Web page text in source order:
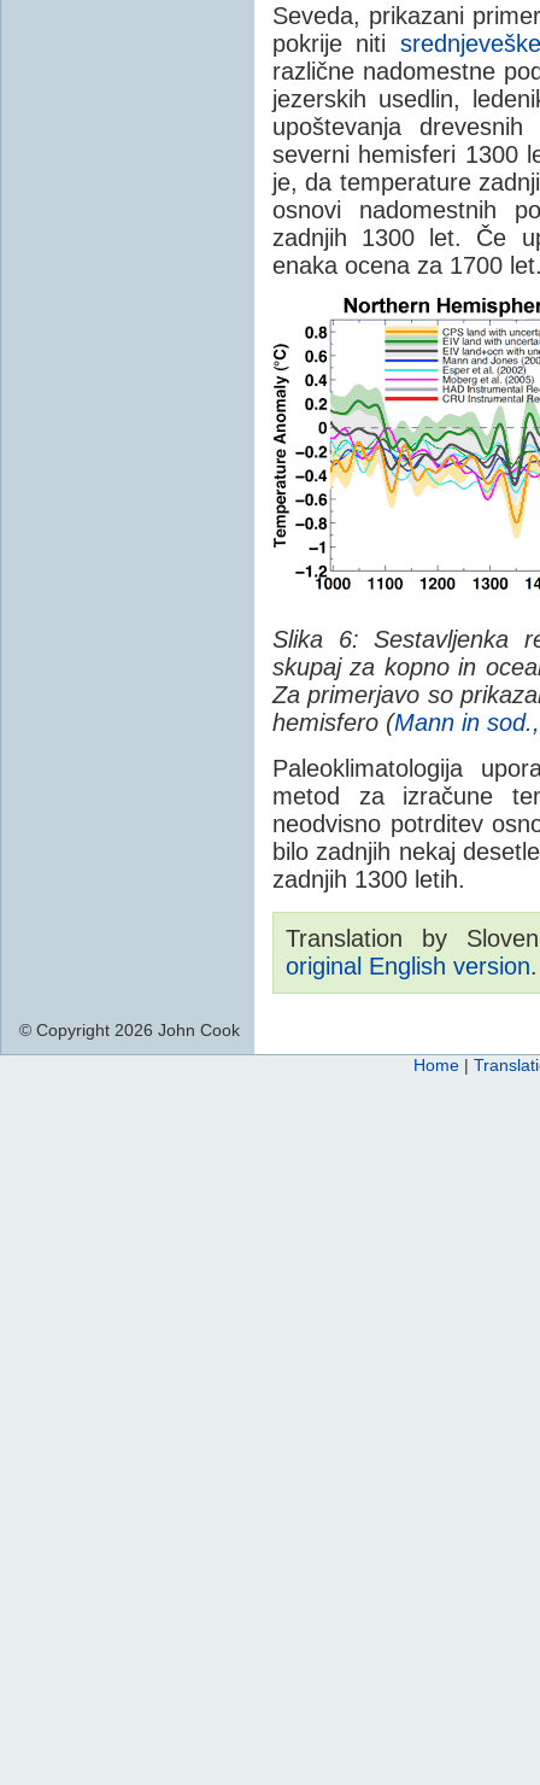
Seveda, prikazani
pokrije niti
različne nadomestne
jezerskih usedlin,
upoštevanja
severni hemisferi 1300
je, da temperature
osnovi nadomestnih
zadnjih 1300 let. Če
enaka ocena za 1700
Slika 6: Sestavljenka
skupaj za kopno in
Za primerjavo so
hemisfero (Mann in
Paleoklimatologija
metod za izračune
neodvisno potrditev
bilo zadnjih nekaj
zadnjih 1300 letih.
Translation by
original English version.
© Copyright 2026 John Cook
Home |